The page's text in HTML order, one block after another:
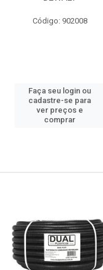
Código: 902008
Faça seu login ou
cadastre-se para
ver preços e
comprar